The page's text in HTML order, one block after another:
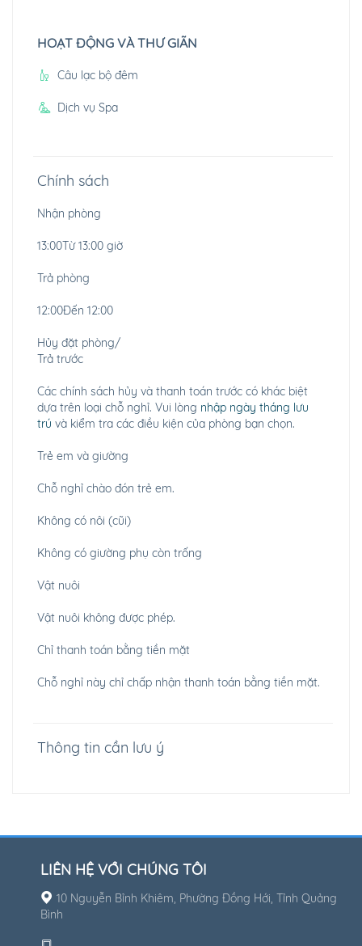
HOẠT ĐỘNG VÀ THƯ GIÃN
Câu lạc bộ đêm
Dịch vụ Spa
Chính sách
Nhận phòng
13:00Từ 13:00 giờ
Trả phòng
12:00Đến 12:00
Hủy đặt phòng/
Trả trước
Các chính sách hủy và thanh toán trước có khác biệt
dựa trên loại chỗ nghỉ. Vui lòng nhập ngày tháng lưu
trú và kiểm tra các điều kiện của phòng bạn chọn.
Trẻ em và giường
Chỗ nghỉ chào đón trẻ em.
Không có nôi (cũi)
Không có giường phụ còn trống
Vật nuôi
Vật nuôi không được phép.
Chỉ thanh toán bằng tiền mặt
Chỗ nghỉ này chỉ chấp nhận thanh toán bằng tiền mặt.
Thông tin cần lưu ý
LIÊN HỆ VỚI CHÚNG TÔI
10 Nguyễn Bỉnh Khiêm, Phường Đồng Hới, Tỉnh Quảng
Bình